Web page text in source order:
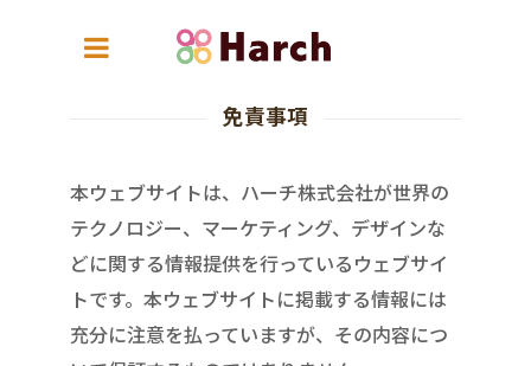
免責事項
本ウェブサイトは、ハーチ株式会社が世界の
テクノロジー、マーケティング、デザインな
どに関する情報提供を行っているウェブサイ
トです。本ウェブサイトに掲載する情報には
充分に注意を払っていますが、その内容につ